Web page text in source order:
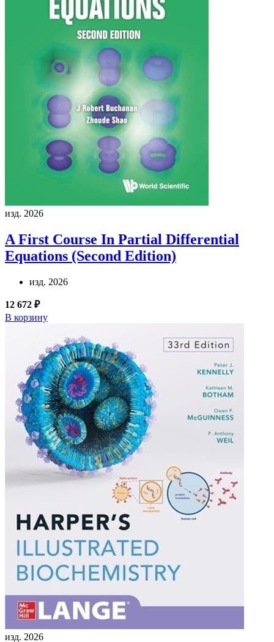
изд. 2026
A First Course In Partial Differential
Equations (Second Edition)
изд. 2026
12 672 ₽
В корзину
изд. 2026